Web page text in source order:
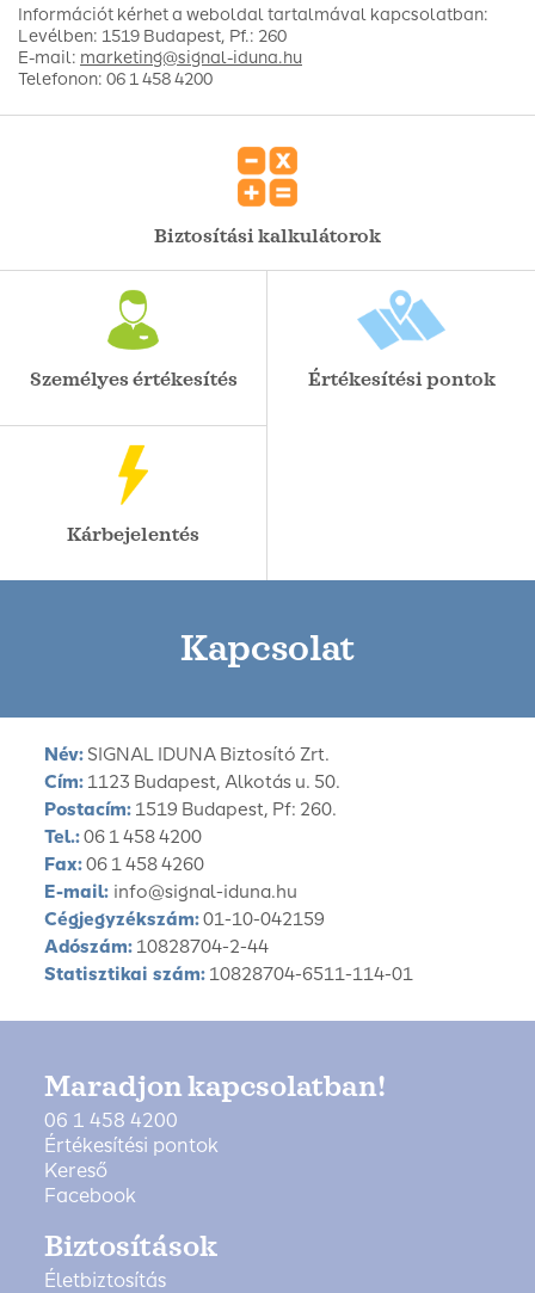
Információt kérhet a weboldal tartalmával kapcsolatban:
Levélben: 1519 Budapest, Pf.: 260
E-mail: marketing@signal-iduna.hu
Telefonon: 06 1 458 4200
Biztosítási kalkulátorok
Személyes értékesítés Értékesítési pontok
Kárbejelentés
Kapcsolat
Név: SIGNAL IDUNA Biztosító Zrt.
Cím: 1123 Budapest, Alkotás u. 50.
Postacím: 1519 Budapest, Pf: 260.
Tel.:06 1 458 4200
Fax:06 1 458 4260
E-mail: info@signal-iduna.hu
Cégjegyzékszám:01-10-042159
Adószám: 10828704-2-44
Statisztikai szám: 10828704-6511-114-01
Maradjon kapcsolatban!
06 1 458 4200
Értékesítési pontok
Kereső
Facebook
Biztosítások
Életbiztosítás